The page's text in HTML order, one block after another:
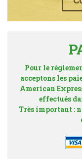
Pour le
acceptons les
American
effectués
Très important :